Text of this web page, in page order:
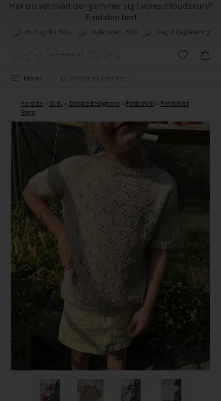
Har du set hvad der gemmer sig i vores tilbudskurv?
Find den her!
Fri fragt fra 500,- Butik siden 1983 Dag til dag levering
Menu
Forside » Strik » Strikkedesignere » PetiteKnit» PetiteKnit
Børn